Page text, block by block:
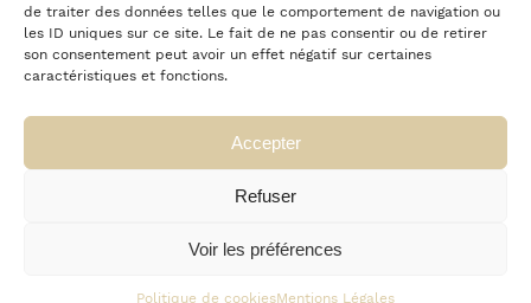
de traiter des données telles que le comportement de navigation ou
les ID uniques sur ce site. Le fait de ne pas consentir ou de retirer
son consentement peut avoir un effet négatif sur certaines
caractéristiques et fonctions.
Accepter
Refuser
Voir les préférences
Politique de cookiesMentions Légales
MON ESPACE CLIENT
MON ESPACE SANTÉ
RECHERCHE
RÉCLAMATIONS